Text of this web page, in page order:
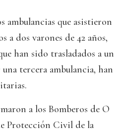
ambulancias que asistieron
a dos varones de 42 años,
han sido trasladados a un
tercera ambulancia, han
a los Bomberos de O
Protección Civil de la